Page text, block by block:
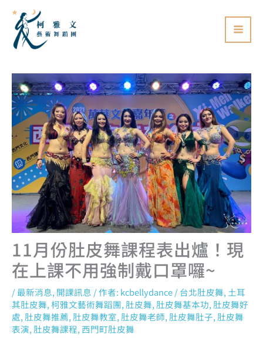
11月份肚皮舞課程表出爐！現
在上課不用強制戴口罩囉~
/最新消息, 開課訊息 / 作者: kcbellydance/台北肚皮舞, 土耳
其肚皮舞,柯雅文藝術舞蹈團, 肚皮舞, 肚皮舞基本功, 肚皮舞好
處, 肚皮舞推薦, 肚皮舞教室, 肚皮舞老師, 肚皮舞肚子, 肚皮舞
表演, 肚皮舞課程, 西門町肚皮舞